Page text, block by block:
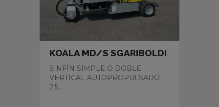
KOALA MD/S SGARIBOLDI
SINFÍN SIMPLE O DOBLE
VERTICAL AUTOPROPULSADO –
2,5...